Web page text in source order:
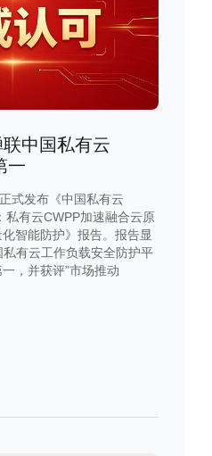
中国私有云
一
式发布《中国私有云
私有云CWPP加速融合云原
智能防护》报告。报告显
有云工作负载安全防护平
，并获评”市场推动